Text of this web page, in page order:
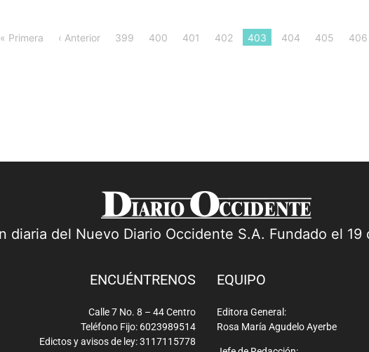
« Primera ‹ Anterior 399 400 401 402 403 404 405 406
diaria del Nuevo Diario Occidente S.A. Fundado el 19
ENCUÉNTRENOS
Calle 7 No. 8 – 44 Centro
Teléfono Fijo: 6023989514
Edictos y avisos de ley: 3117115778
EQUIPO
Editora General:
Rosa María Agudelo Ayerbe